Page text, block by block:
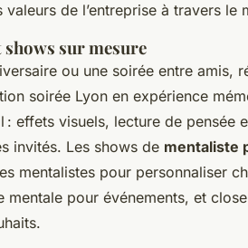
de l’entreprise à travers le
sur mesure
ou une soirée entre amis,
soirée Lyon en expérience
: effets visuels, lecture de pensée
invités. Les shows de mentaliste
mentalistes pour personnaliser
mentale pour événements, et